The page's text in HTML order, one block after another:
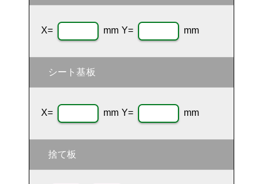
X= mm Y= mm
シート基板
X= mm Y= mm
捨て板